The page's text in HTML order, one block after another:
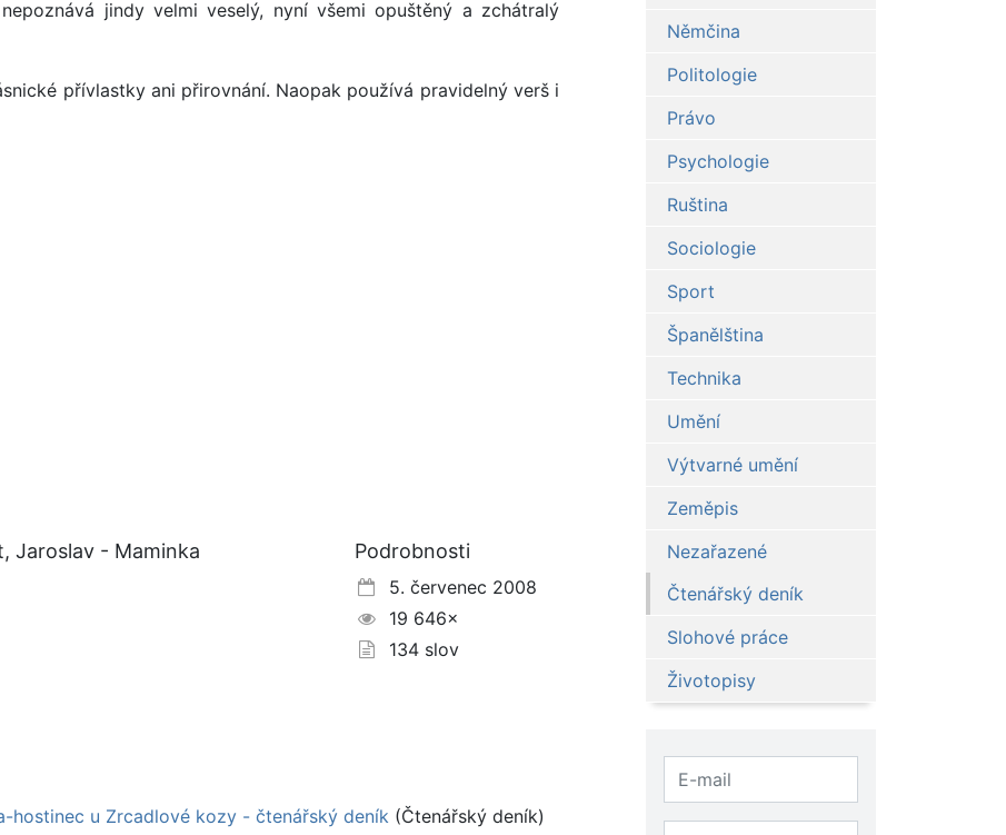
jindy velmi veselý, nyní všemi opuštěný a zchátralý
přívlastky ani přirovnání. Naopak používá pravidelný verš i
Jaroslav - Maminka Podrobnosti
5. červenec 2008
19 646×
134 slov
hostinec u Zrcadlové kozy - čtenářský deník (Čtenářský deník)
Němčina
Politologie
Právo
Psychologie
Ruština
Sociologie
Sport
Španělština
Technika
Umění
Výtvarné umění
Zeměpis
Nezařazené
Čtenářský deník
Slohové práce
Životopisy